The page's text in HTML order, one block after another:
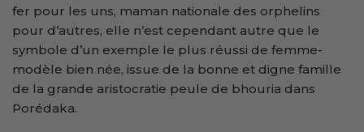
fer pour les uns, maman nationale des orphelins
pour d’autres, elle n’est cependant autre que le
symbole d’un exemple le plus réussi de femme-
modèle bien née, issue de la bonne et digne famille
de la grande aristocratie peule de bhouria dans
Porédaka.